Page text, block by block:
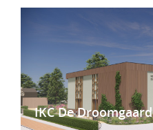
IKC De Droomgaard